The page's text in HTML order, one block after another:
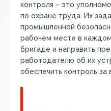
контроля – это
по охране труда. Их
промышленной
рабочем месте в
бригаде и направить
работодателю об их
обеспечить контроль за